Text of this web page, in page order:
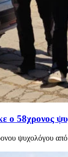
ο 58χρονος
ψυχολόγου